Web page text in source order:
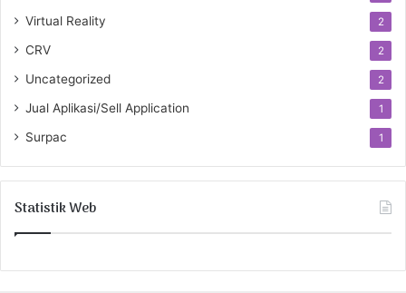
Virtual Reality 2
CRV 2
Uncategorized 2
Jual Aplikasi/Sell Application 1
Surpac 1
Statistik Web